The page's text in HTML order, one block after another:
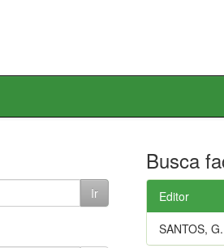
Busca
Editor
SANTOS,